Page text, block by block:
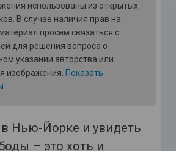
использованы из открытых
В случае наличия прав на
просим связаться с
для решения вопроса о
указании авторства или
изображения. Показать
Нью-Йорке и увидеть
– это хоть и